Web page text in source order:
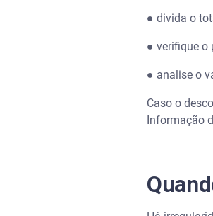
● divida o
● verifique o
● analise o
Caso o
Informação